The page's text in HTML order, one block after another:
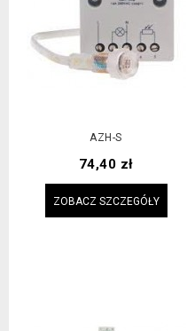
AZH-S
Cena
74,40 zł
ZOBACZ SZCZEGÓŁY